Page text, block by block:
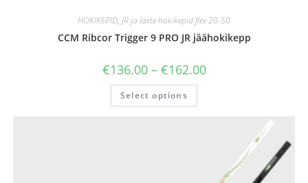
HOKIKEPID, JR ja laste hokikepid flex 20-50
CCM Ribcor Trigger 9 PRO JR jäähokikepp
€136.00– €162.00
Select options